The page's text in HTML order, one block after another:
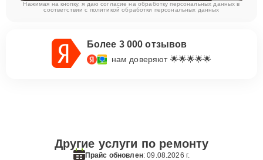
Нажимая на кнопку, я даю согласие на обработку персональных данных в
соответствии с политикой обработки персональных данных
Более 3 000 отзывов
нам доверяют 🌟🌟🌟🌟🌟
Другие услуги по ремонту
Прайс обновлен: 09.08.2026 г.